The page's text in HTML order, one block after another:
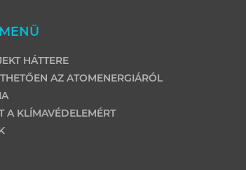
HÁTTERE
AZ ATOMENERGIÁRÓL
A KLÍMAVÉDELEMÉRT